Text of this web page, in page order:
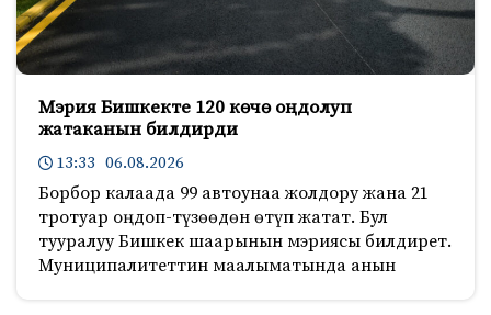
Мэрия Бишкекте 120 көчө оңдолуп
жатаканын билдирди
13:33 06.08.2026
Борбор калаада 99 автоунаа жолдору жана 21
тротуар оңдоп-түзөөдөн өтүп жатат. Бул
тууралуу Бишкек шаарынын мэриясы билдирет.
Муниципалитеттин маалыматында анын